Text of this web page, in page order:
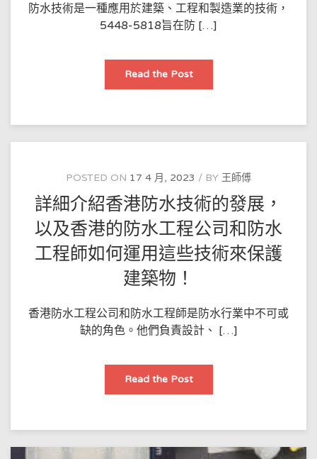
遞
交
嘅
防水技術是一種應用於建築、工程和製造業的技術，
5448-5818旨在防 […]
Read the Post防
技
護
築
品
免
受
水
損
害
的
關
鍵
POSTED ON 17 4 月, 2023 BY 王師傅
詳細介紹香港防水技術的發展，
以及香港的防水工程公司和防水
工程師如何運用這些技術來保護
建築物！
香港防水工程公司和防水工程師是防水行業中不可或
缺的角色。他們負責設計、 […]
Read the Post詳
介
港
水